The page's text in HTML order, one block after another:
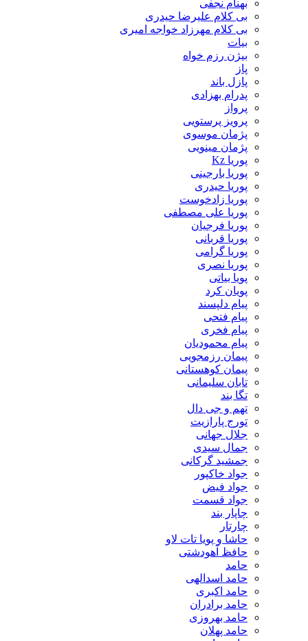
بهنام نجفی
بی کلام علیرضا حیدری
بی کلام مهرزاد خواجه امیری
بیات
بیژن رزم خواه
پاز
پازل باند
پدرام بهزادی
پرواز
پرویز پرستویی
پژمان موسوی
پژمان مینویی
پوریا Kz
پوریا بارجینی
پوریا حیدری
پوریا زادخوست
پوریا علی مصطفی
پوریا فرجیان
پوریا قربانی
پوریا گرامی
پوریا نصری
پویا بیاتی
پویان کرد
پیام دلپسند
پیام فتحی
پیام فخری
پیام محمودیان
پیمان رزمجویی
پیمان کوهستانی
تابان سلیمانی
تگا بند
تهم و جی دال
تورج پارازیت
جلال جهانی
جمال سیدی
جمشید گرکانی
جواد خاکپور
جواد فیض
جواد قسمت
چاپار بند
چارتار
حاشا و پویا تات لاو
حافظ آهودشتی
حامد
حامد اسدالهی
حامد اکبری
حامد برادران
حامد بهروزی
حامد پهلان